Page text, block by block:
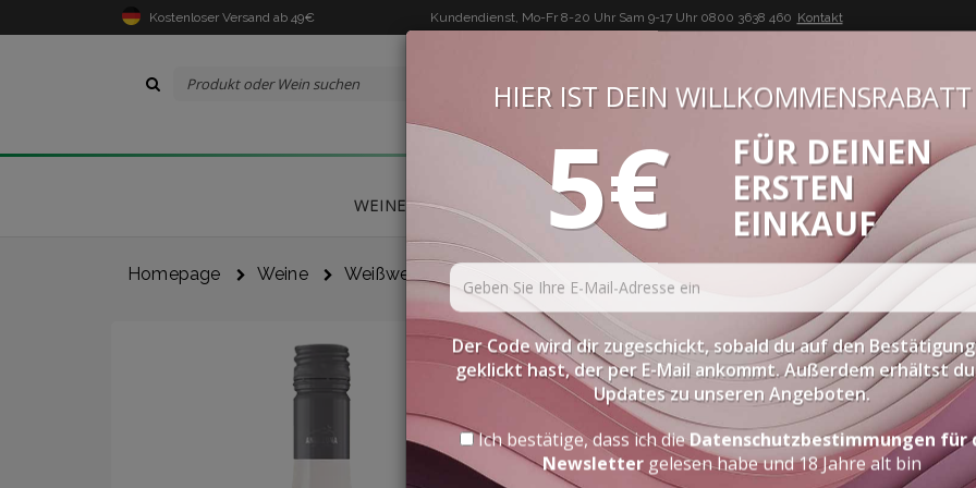
Kostenloser Versand ab 49€ Kundendienst, Mo-Fr 8-20 Uhr Sam 9-17 Uhr0800 3638 460 Kontakt
BUON VINO, BUONA VITA
WEINE DELIKATESSEN PROBIERPAKETE SPIRITOUSEN ZUBEHÖR
Homepage Weine Weißweine
"ANDELUNA 1300"
100% ARGENTINISCH
HIER IST DEIN WILLKOMMENSRABATT
5€
FÜR DEINEN
ERSTEN
EINKAUF
Der Code wird dir zugeschickt, sobald du auf den
geklickt hast, der per E-Mail ankommt. Außerdem erhältst
Updates zu unseren Angeboten.
Ich bestätige, dass ich dieDatenschutzbestimmungen für
Newsletter gelesen habe und 18 Jahre alt bin